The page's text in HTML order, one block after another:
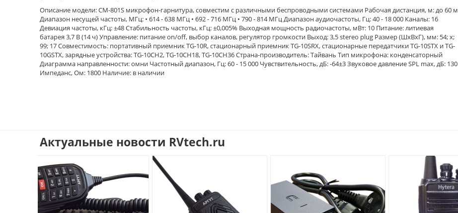
Описание модели: CM-801S микрофон-гарнитура, совместим с различными беспроводными системами Рабочая дистанция, м: до 60 м
Диапазон несущей частоты, МГц: • 614 - 638 МГц • 692 - 716 МГц • 790 - 814 МГц Диапазон аудиочастоты, Гц: 40 - 18 000 Каналы: 16
Девиация частоты, кГц: ±48 Стабильность частоты, кГц: ±0,005% Выходная мощность радиочастоты, мВт: 10 Питание: литиевая
батарея 3,7 В (14 ч) Управление: питание on/off, выбор каналов, регулятор громкости Выход: 3,5 stereo plug Размер (ШхВхГ), мм: 54; х;
99; 17 Совместимость: портативный приемник TG-10R, стационарный приемник TG-10SRX, стационарные передатчики TG-10STX и TG-
10GSTX, зарядные устройства: TG-10CH2, TG-10CH18, TG-10CH36 Страна-производитель: Тайвань Тип микрофона: конденсаторный
Диаграмма направленности: омни Частотный диапазон, Гц: 60 - 15 000 Чувствительность, дБ: -64±3 Звуковое давление SPL max, дБ: 130
Импеданс, Ом: 1800 Наличие: в наличии
Актуальные новости RVtech.ru